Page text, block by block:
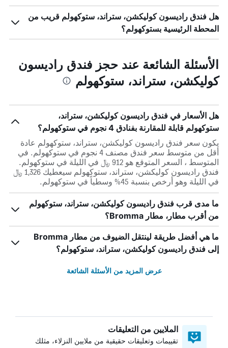
هل فندق راديسون كوليكشن، ستراند، ستوكهولم قريب من
المحطة الرئيسية بستوكهولم؟
الأسئلة الشائعة عند حجز فندق راديسون
كوليكشن، ستراند، ستوكهولم
هل الأسعار في فندق راديسون كوليكشن، ستراند،
ستوكهولم قابلة للمقارنة بفنادق 4 نجوم في ستوكهولم؟
يكون سعر فندق راديسون كوليكشن، ستراند، ستوكهولم عادة
أقل من متوسط ​​سعر فندق مصنف 4 نجوم في ستوكهولم. في
المتوسط ، السعر المتوقع هو 912 ﷼ في الليلة في ستوكهولم.
فندق راديسون كوليكشن، ستراند، ستوكهولم سيعطيك 1,326 ﷼
في الليلة وهو أرخص بنسبة 45% وسطياً في ستوكهولم.
ما مدى قرب فندق راديسون كوليكشن، ستراند، ستوكهولم
من أقرب مطار، مطار Bromma؟
ما هي أفضل طريقة لينتقل الضيوف من مطار Bromma
إلى فندق راديسون كوليكشن، ستراند، ستوكهولم؟
عرض المزيد من الأسئلة الشائعة
الملايين من التعليقات
تقييمات وتعليقات حقيقية من ملايين النزلاء، مثلك